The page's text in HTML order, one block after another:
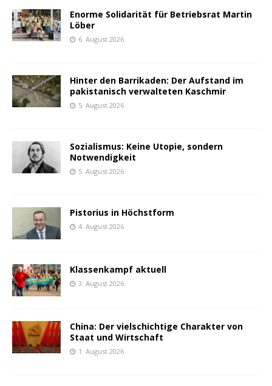
Enorme Solidarität für Betriebsrat Martin
Löber
6. August 2026
Hinter den Barrikaden: Der Aufstand im
pakistanisch verwalteten Kaschmir
5. August 2026
Sozialismus: Keine Utopie, sondern
Notwendigkeit
5. August 2026
Pistorius in Höchstform
4. August 2026
Klassenkampf aktuell
3. August 2026
China: Der vielschichtige Charakter von
Staat und Wirtschaft
1. August 2026